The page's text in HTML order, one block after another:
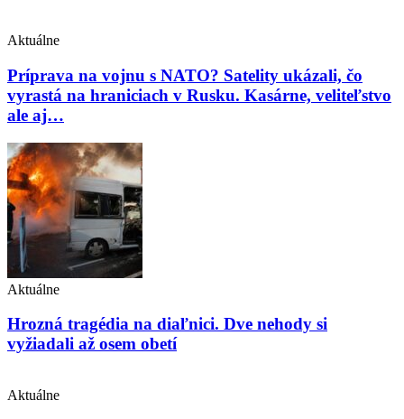
Aktuálne
Príprava na vojnu s NATO? Satelity ukázali, čo
vyrastá na hraniciach v Rusku. Kasárne, veliteľstvo
ale aj…
Aktuálne
Hrozná tragédia na diaľnici. Dve nehody si
vyžiadali až osem obetí
Aktuálne